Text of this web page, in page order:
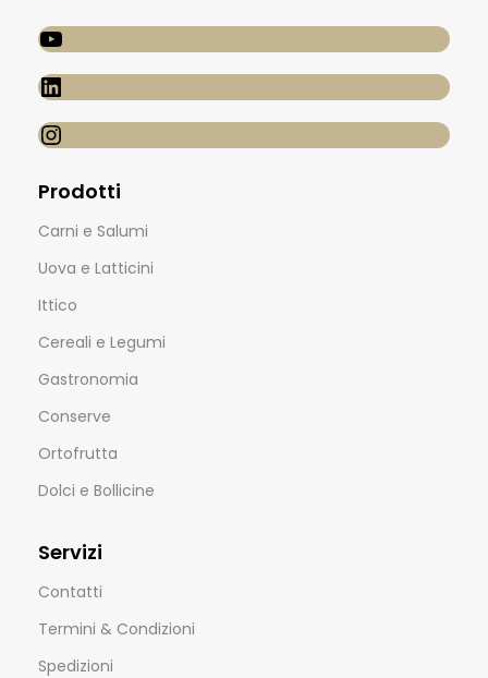
Prodotti
Carni e Salumi
Uova e Latticini
Ittico
Cereali e Legumi
Gastronomia
Conserve
Ortofrutta
Dolci e Bollicine
Servizi
Contatti
Termini & Condizioni
Spedizioni